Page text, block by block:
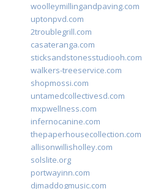
woolleymillingandpaving.com
uptonpvd.com
2troublegrill.com
casateranga.com
sticksandstonesstudiooh.com
walkers-treeservice.com
shopmossi.com
untamedcollectivesd.com
mxpwellness.com
infernocanine.com
thepaperhousecollection.com
allisonwillisholley.com
solslite.org
portwayinn.com
djmaddogmusic.com